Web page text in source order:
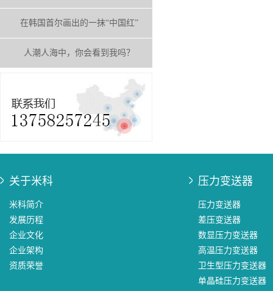
在韩国首尔画出的一抹“中国红”
人潮人海中，你会看到我吗？
关于米科
米科简介
发展历程
企业文化
企业架构
资质荣誉
压力变送器
压力变送器
差压变送器
数显压力变送器
高温压力变送器
卫生型压力变送器
单晶硅压力变送器